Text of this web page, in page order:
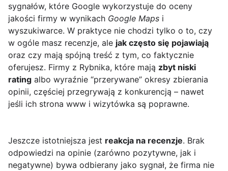
sygnałów, które Google wykorzystuje do oceny
jakości firmy w wynikach Google Maps i
wyszukiwarce. W praktyce nie chodzi tylko o to, czy
w ogóle masz recenzje, ale jak często się pojawiają
oraz czy mają spójną treść z tym, co faktycznie
oferujesz. Firmy z Rybnikа, które mają zbyt niski
rating albo wyraźnie “przerywane” okresy zbierania
opinii, częściej przegrywają z konkurencją – nawet
jeśli ich strona www i wizytówka są poprawne.
Jeszcze istotniejsza jest reakcja na recenzje. Brak
odpowiedzi na opinie (zarówno pozytywne, jak i
negatywne) bywa odbierany jako sygnał, że firma nie